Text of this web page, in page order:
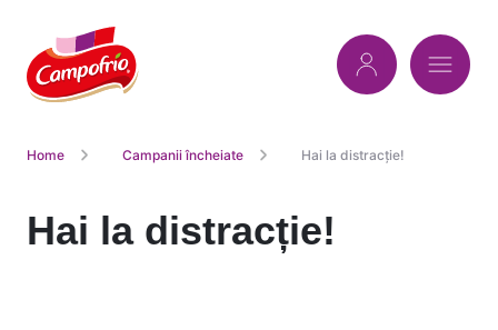
Home Campanii încheiate Hai la distracție!
Hai la distracție!